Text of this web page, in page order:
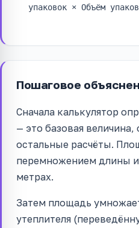
упаковок × Объём
Пошаговое
Сначала калькулятор
— это базовая величина,
остальные расчёты.
перемножением длины
метрах.
Затем площадь
утеплителя